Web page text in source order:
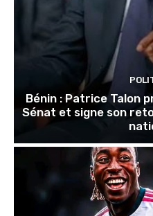
Bénin : Patrice Talon
Sénat et signe son